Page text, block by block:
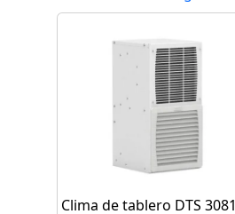
Clima de tablero DTS 3081